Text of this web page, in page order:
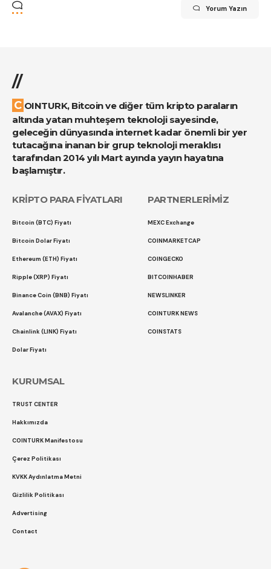
Yorum Yazın
//
COINTURK, Bitcoin ve diğer tüm kripto paraların
altında yatan muhteşem teknoloji sayesinde,
geleceğin dünyasında internet kadar önemli bir yer
tutacağına inanan bir grup teknoloji meraklısı
tarafından 2014 yılı Mart ayında yayın hayatına
başlamıştır.
KRİPTO PARA FİYATLARI
Bitcoin (BTC) Fiyatı
Bitcoin Dolar Fiyatı
Ethereum (ETH) Fiyatı
Ripple (XRP) Fiyatı
Binance Coin (BNB) Fiyatı
Avalanche (AVAX) Fiyatı
Chainlink (LINK) Fiyatı
Dolar Fiyatı
PARTNERLERİMİZ
MEXC Exchange
COINMARKETCAP
COINGECKO
BITCOINHABER
NEWSLINKER
COINTURK NEWS
COINSTATS
KURUMSAL
TRUST CENTER
Hakkımızda
COINTURK Manifestosu
Çerez Politikası
KVKK Aydınlatma Metni
Gizlilik Politikası
Advertising
Contact